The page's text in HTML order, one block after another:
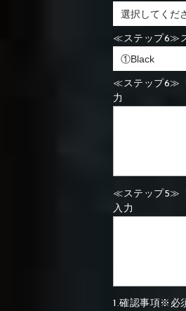
⑰Silver
⑰Silver
≪ステップ6≫
≪ステップ6≫
力
≪ステップ5≫
入力
1.確認事項※必